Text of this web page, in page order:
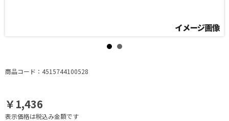
商品コード：4515744100528
￥1,436
表示価格は税込み金額です